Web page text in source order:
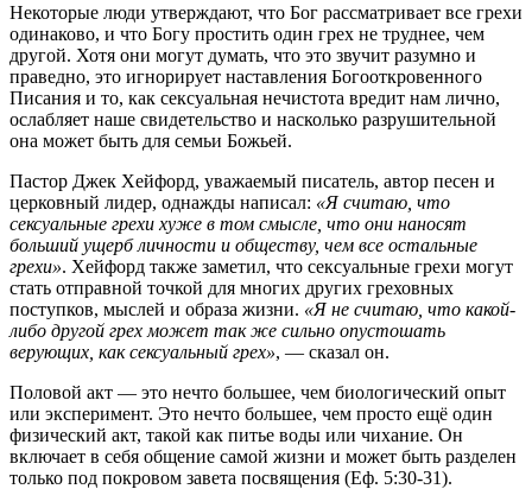
Некоторые люди утверждают, что Бог рассматривает все грехи
одинаково, и что Богу простить один грех не труднее, чем
другой. Хотя они могут думать, что это звучит разумно и
праведно, это игнорирует наставления Богооткровенного
Писания и то, как сексуальная нечистота вредит нам лично,
ослабляет наше свидетельство и насколько разрушительной
она может быть для семьи Божьей.
Пастор Джек Хейфорд, уважаемый писатель, автор песен и
церковный лидер, однажды написал: «Я считаю, что
сексуальные грехи хуже в том смысле, что они наносят
больший ущерб личности и обществу, чем все остальные
грехи». Хейфорд также заметил, что сексуальные грехи могут
стать отправной точкой для многих других греховных
поступков, мыслей и образа жизни. «Я не считаю, что какой-
либо другой грех может так же сильно опустошать
верующих, как сексуальный грех», — сказал он.
Половой акт — это нечто большее, чем биологический опыт
или эксперимент. Это нечто большее, чем просто ещё один
физический акт, такой как питье воды или чихание. Он
включает в себя общение самой жизни и может быть разделен
только под покровом завета посвящения (Еф. 5:30-31).